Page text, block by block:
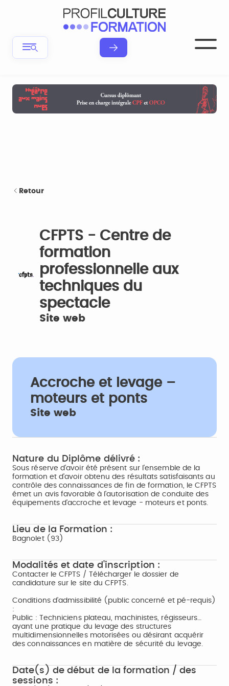
Retour
CFPTS - Centre de
formation
professionnelle aux
techniques du
spectacle
Site web
Accroche et levage –
moteurs et ponts
Site web
Nature du Diplôme délivré :
Sous réserve d'avoir été présent sur l'ensemble de la
formation et d'avoir obtenu des résultats satisfaisants au
contrôle des connaissances de fin de formation, le CFPTS
émet un avis favorable à l'autorisation de conduite des
équipements d'accroche et levage - moteurs et ponts.
Lieu de la Formation :
Bagnolet (93)
Modalités et date d'inscription :
Contacter le CFPTS / Télécharger le dossier de
candidature sur le site du CFPTS.
Conditions d'admissibilité (public concerné et pé-requis)
:
Public : Techniciens plateau, machinistes, régisseurs…
ayant une pratique du levage des structures
multidimensionnelles motorisées ou désirant acquérir
des connaissances en matière de sécurité du levage.
Date(s) de début de la formation / des
sessions :